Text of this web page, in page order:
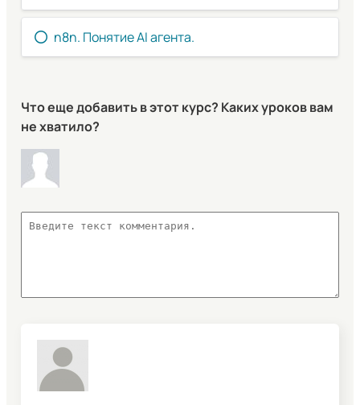
n8n. Понятие AI агента.
Что еще добавить в этот курс? Каких уроков вам
не хватило?